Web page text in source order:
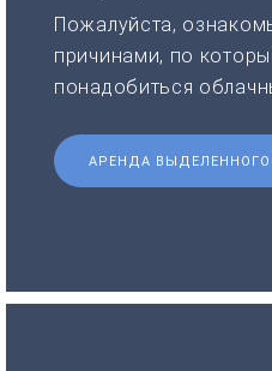
Пожалуйста,
причинами, по
понадобиться
АРЕНДА ВЫДЕЛЕННОГО